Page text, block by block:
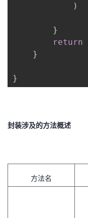
)
}
return
}
}
封装涉及的方法概述
方法名